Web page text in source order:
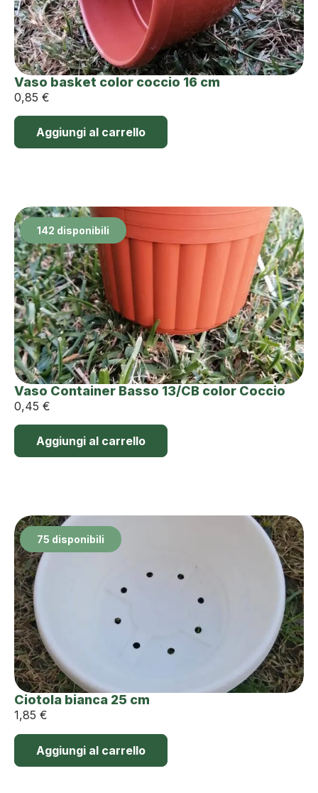
Vaso basket color coccio 16 cm
0,85 €
Aggiungi al carrello
142 disponibili
Vaso Container Basso 13/CB color Coccio
0,45 €
Aggiungi al carrello
75 disponibili
Ciotola bianca 25 cm
1,85 €
Aggiungi al carrello